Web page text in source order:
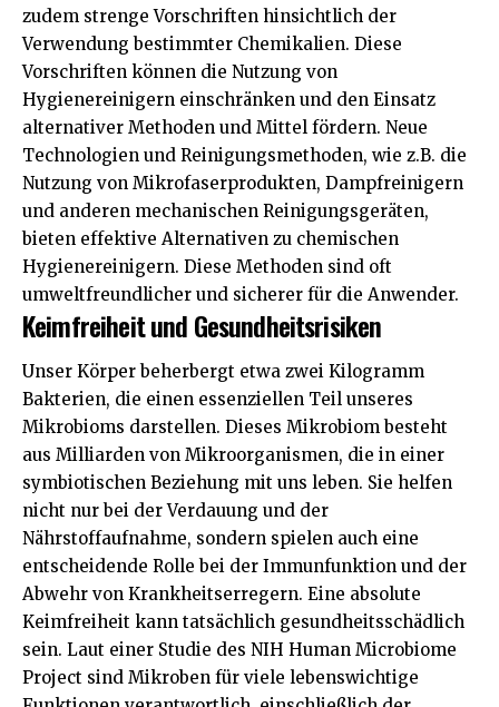
zudem strenge Vorschriften hinsichtlich der
Verwendung bestimmter Chemikalien. Diese
Vorschriften können die Nutzung von
Hygienereinigern einschränken und den Einsatz
alternativer Methoden und Mittel fördern. Neue
Technologien und Reinigungsmethoden, wie z.B. die
Nutzung von Mikrofaserprodukten, Dampfreinigern
und anderen mechanischen Reinigungsgeräten,
bieten effektive Alternativen zu chemischen
Hygienereinigern. Diese Methoden sind oft
umweltfreundlicher und sicherer für die Anwender.
Keimfreiheit und Gesundheitsrisiken
Unser Körper beherbergt etwa zwei Kilogramm
Bakterien, die einen essenziellen Teil unseres
Mikrobioms darstellen. Dieses Mikrobiom besteht
aus Milliarden von Mikroorganismen, die in einer
symbiotischen Beziehung mit uns leben. Sie helfen
nicht nur bei der Verdauung und der
Nährstoffaufnahme, sondern spielen auch eine
entscheidende Rolle bei der Immunfunktion und der
Abwehr von Krankheitserregern. Eine absolute
Keimfreiheit kann tatsächlich gesundheitsschädlich
sein. Laut einer Studie des NIH Human Microbiome
Project sind Mikroben für viele lebenswichtige